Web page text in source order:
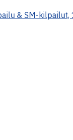
& SM-